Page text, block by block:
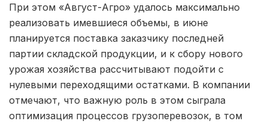
При этом «Август-Агро» удалось максимально
реализовать имевшиеся объемы, в июне
планируется поставка заказчику последней
партии складской продукции, и к сбору нового
урожая хозяйства рассчитывают подойти с
нулевыми переходящими остатками. В компании
отмечают, что важную роль в этом сыграла
оптимизация процессов грузоперевозок, в том